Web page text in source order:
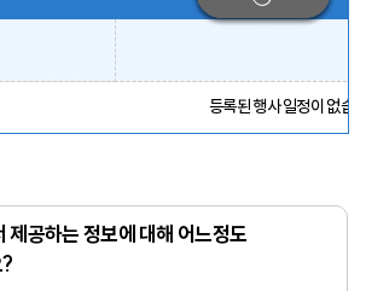
등록된 행사 일정이 없습
제공하는 정보에 대해 어느정도